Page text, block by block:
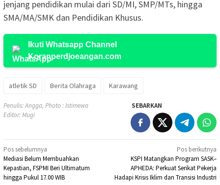
jenjang pendidikan mulai dari SD/MI, SMP/MTs, hingga
SMA/MA/SMK dan Pendidikan Khusus.
Ikuti Whatsapp Channel
Koranperdjoeangan.com
atletik SD Berita Olahraga Karawang
Penulis: Angga, Photo : Istimewa
Editor: Mugi
SEBARKAN
Navigasi
pos
Pos sebelumnya
Mediasi Belum Membuahkan
Kepastian, FSPMI Beri Ultimatum
hingga Pukul 17.00 WIB
Pos berikutnya
KSPI Matangkan Program SASK–
APHEDA: Perkuat Serikat Pekerja
Hadapi Krisis Iklim dan Transisi Industri